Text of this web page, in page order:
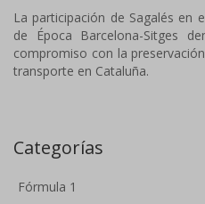
La participación de Sagalés en
de Época Barcelona-Sitges
compromiso con la
transporte en Cataluña.
Categorías
Fórmula 1